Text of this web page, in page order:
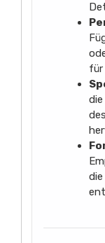
für